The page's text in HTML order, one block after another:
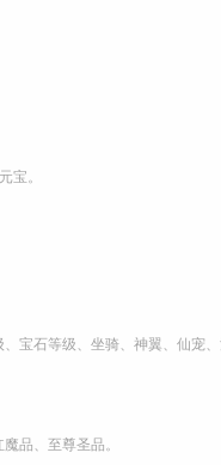
宝。
宝石等级、坐骑、神翼、仙宠、
品、至尊圣品。